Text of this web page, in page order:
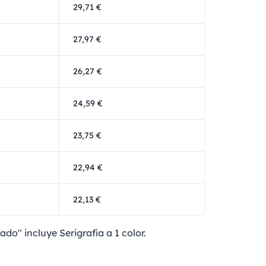
29,71 €
27,97 €
26,27 €
24,59 €
23,75 €
22,94 €
22,13 €
incluye Serigrafía a 1 color.